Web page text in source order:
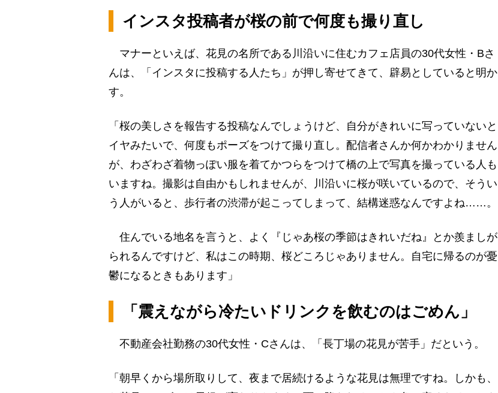
インスタ投稿者が桜の前で何度も撮り直し
マナーといえば、花見の名所である川沿いに住むカフェ店員の30代女性・Bさ
んは、「インスタに投稿する人たち」が押し寄せてきて、辟易としていると明か
す。
「桜の美しさを報告する投稿なんでしょうけど、自分がきれいに写っていないと
イヤみたいで、何度もポーズをつけて撮り直し。配信者さんか何かわかりません
が、わざわざ着物っぽい服を着てかつらをつけて橋の上で写真を撮っている人も
いますね。撮影は自由かもしれませんが、川沿いに桜が咲いているので、そうい
う人がいると、歩行者の渋滞が起こってしまって、結構迷惑なんですよね……。
住んでいる地名を言うと、よく『じゃあ桜の季節はきれいだね』とか羨ましが
られるんですけど、私はこの時期、桜どころじゃありません。自宅に帰るのが憂
鬱になるときもあります」
「震えながら冷たいドリンクを飲むのはごめん」
不動産会社勤務の30代女性・Cさんは、「長丁場の花見が苦手」だという。
「朝早くから場所取りして、夜まで居続けるような花見は無理ですね。しかも、